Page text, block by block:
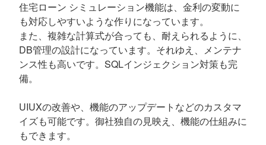
住宅ローン シミュレーション機能は、金利の変動に
も対応しやすいような作りになっています。
また、複雑な計算式が合っても、耐えられるように、
DB管理の設計になっています。それゆえ、メンテナ
ンス性も高いです。SQLインジェクション対策も完
備。
UIUXの改善や、機能のアップデートなどのカスタマ
イズも可能です。御社独自の見映え、機能の仕組みに
もできます。